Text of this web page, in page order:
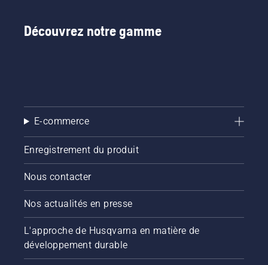
minutes.
Attention !
lors de la
pose de
coupe.
qui tend
la
courroie
peut se
rompre
et
Découvrez notre gamme
E-commerce
Enregistrement du produit
Nous contacter
Nos actualités en presse
L'approche de Husqvarna en matière de
développement durable